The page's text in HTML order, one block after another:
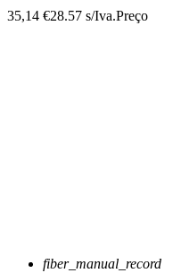
35,14 €28.57 s/Iva.Preço
fiber_manual_record